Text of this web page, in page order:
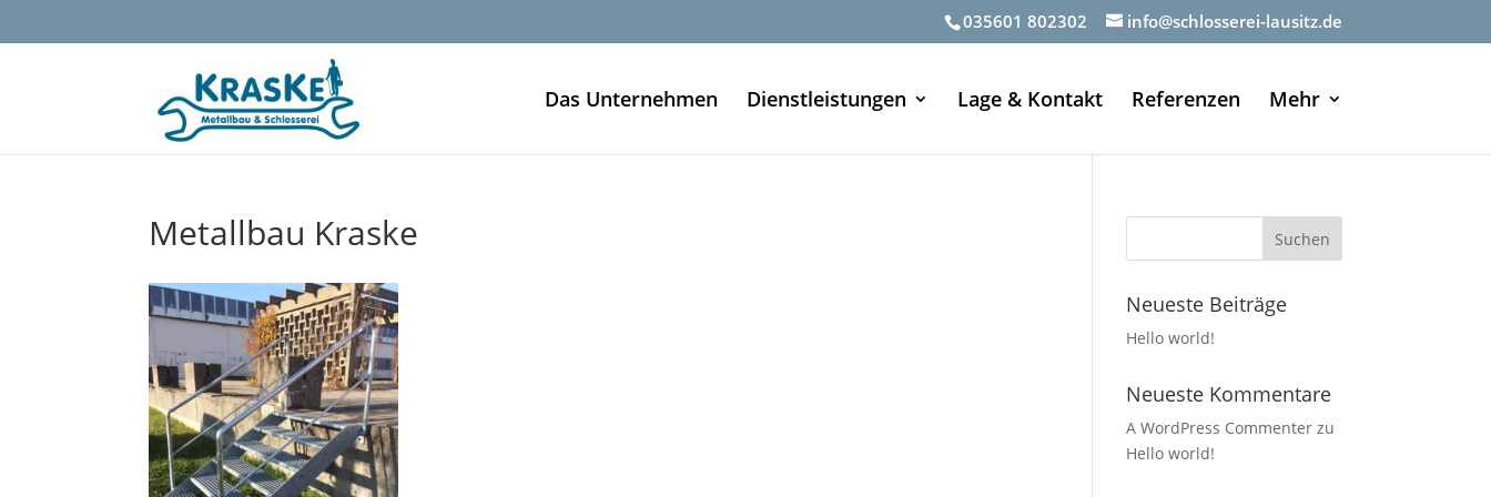
035601 802302 info@schlosserei-lausitz.de
Das Unternehmen Dienstleistungen Lage & Kontakt Referenzen Mehr
Metallbau Kraske
Neueste Beiträge
Hello world!
Neueste Kommentare
A WordPress Commenter zu
Hello world!